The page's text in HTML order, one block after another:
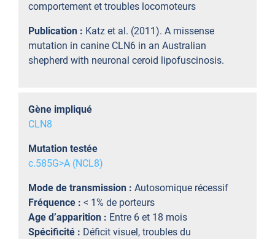
comportement et troubles locomoteurs
Publication : Katz et al. (2011). A missense
mutation in canine CLN6 in an Australian
shepherd with neuronal ceroid lipofuscinosis.
Gène impliqué
CLN8
Mutation testée
c.585G>A (NCL8)
Mode de transmission : Autosomique récessif
Fréquence : < 1% de porteurs
Age d’apparition : Entre 6 et 18 mois
Spécificité : Déficit visuel, troubles du